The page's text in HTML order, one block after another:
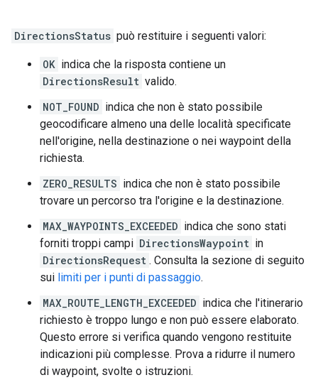
DirectionsStatus può restituire i seguenti valori:
OK indica che la risposta contiene un
DirectionsResult valido.
NOT_FOUND indica che non è stato possibile
geocodificare almeno una delle località specificate
nell'origine, nella destinazione o nei waypoint della
richiesta.
ZERO_RESULTS indica che non è stato possibile
trovare un percorso tra l'origine e la destinazione.
MAX_WAYPOINTS_EXCEEDED indica che sono stati
forniti troppi campi DirectionsWaypoint in
DirectionsRequest . Consulta la sezione di seguito
sui limiti per i punti di passaggio.
MAX_ROUTE_LENGTH_EXCEEDED indica che l'itinerario
richiesto è troppo lungo e non può essere elaborato.
Questo errore si verifica quando vengono restituite
indicazioni più complesse. Prova a ridurre il numero
di waypoint, svolte o istruzioni.